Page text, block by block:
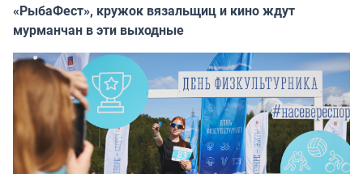
«РыбаФест», кружок вязальщиц и кино ждут
мурманчан в эти выходные